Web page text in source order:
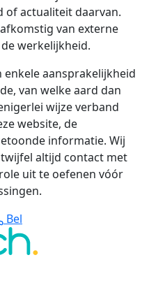
of actualiteit daarvan.
van externe
werkelijkheid.
enkele aansprakelijkheid
van welke aard dan
wijze verband
website, de
informatie. Wij
altijd contact met
uit te oefenen vóór
Bel